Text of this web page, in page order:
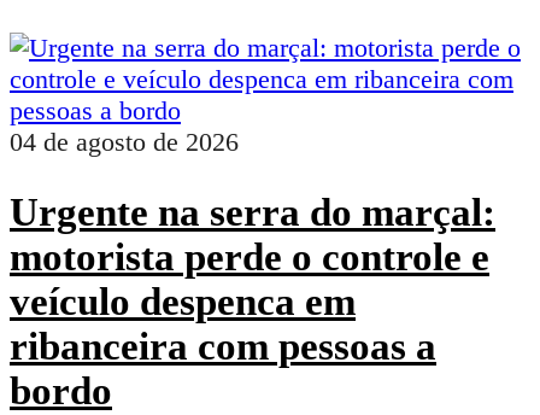
04 de agosto de 2026
Urgente na serra do marçal:
motorista perde o controle e
veículo despenca em
ribanceira com pessoas a
bordo